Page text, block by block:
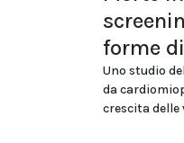
forme
Uno studio
da
crescita